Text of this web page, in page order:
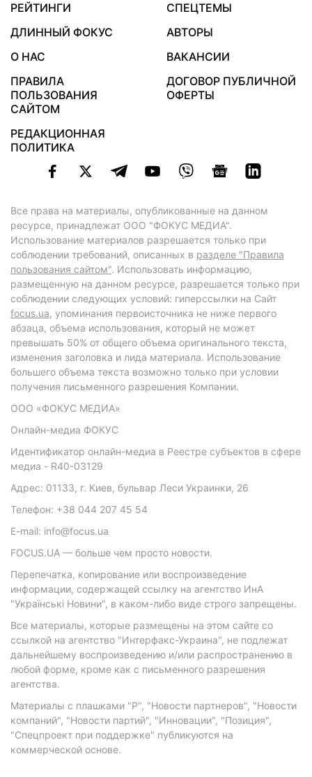
РЕЙТИНГИ
СПЕЦТЕМЫ
ДЛИННЫЙ ФОКУС
АВТОРЫ
О НАС
ВАКАНСИИ
ПРАВИЛА
ПОЛЬЗОВАНИЯ
САЙТОМ
ДОГОВОР ПУБЛИЧНОЙ
ОФЕРТЫ
РЕДАКЦИОННАЯ
ПОЛИТИКА
Все права на материалы, опубликованные на данном
ресурсе, принадлежат ООО "ФОКУС МЕДИА".
Использование материалов разрешается только при
соблюдении требований, описанных в разделе "Правила
пользования сайтом". Использовать информацию,
размещенную на данном ресурсе, разрешается только при
соблюдении следующих условий: гиперссылки на Сайт
focus.ua, упоминания первоисточника не ниже первого
абзаца, объема использования, который не может
превышать 50% от общего объема оригинального текста,
изменения заголовка и лида материала. Использование
большего объема текста возможно только при условии
получения письменного разрешения Компании.
ООО «ФОКУС МЕДИА»
Онлайн-медиа ФОКУС
Идентификатор онлайн-медиа в Реестре субъектов в сфере
медиа - R40-03129
Адрес: 01133, г. Киев, бульвар Леси Украинки, 26
Телефон: +38 044 207 45 54
E-mail: info@focus.ua
FOCUS.UA — больше чем просто новости.
Перепечатка, копирование или воспроизведение
информации, содержащей ссылку на агентство ИнА
"Українські Новини", в каком-либо виде строго запрещены.
Все материалы, которые размещены на этом сайте со
ссылкой на агентство "Интерфакс-Украина", не подлежат
дальнейшему воспроизведению и/или распространению в
любой форме, кроме как с письменного разрешения
агентства.
Материалы с плашками "Р", "Новости партнеров", "Новости
компаний", "Новости партий", "Инновации", "Позиция",
"Спецпроект при поддержке" публикуются на
коммерческой основе.